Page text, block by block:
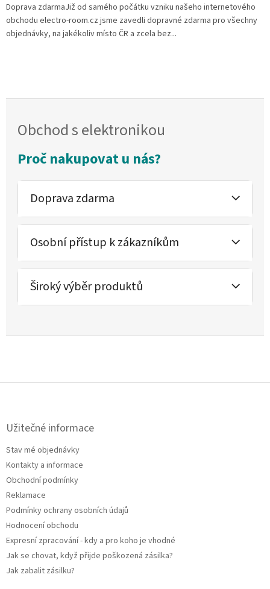
Doprava zdarmaJiž od samého počátku vzniku našeho internetového
obchodu electro-room.cz jsme zavedli dopravné zdarma pro všechny
objednávky, na jakékoliv místo ČR a zcela bez...
Obchod s elektronikou
Proč nakupovat u nás?
Doprava zdarma
Osobní přístup k zákazníkům
Široký výběr produktů
Z
Užitečné informace
Stav mé objednávky
Kontakty a informace
Obchodní podmínky
Reklamace
Podmínky ochrany osobních údajů
Hodnocení obchodu
Expresní zpracování - kdy a pro koho je vhodné
Jak se chovat, když přijde poškozená zásilka?
Jak zabalit zásilku?